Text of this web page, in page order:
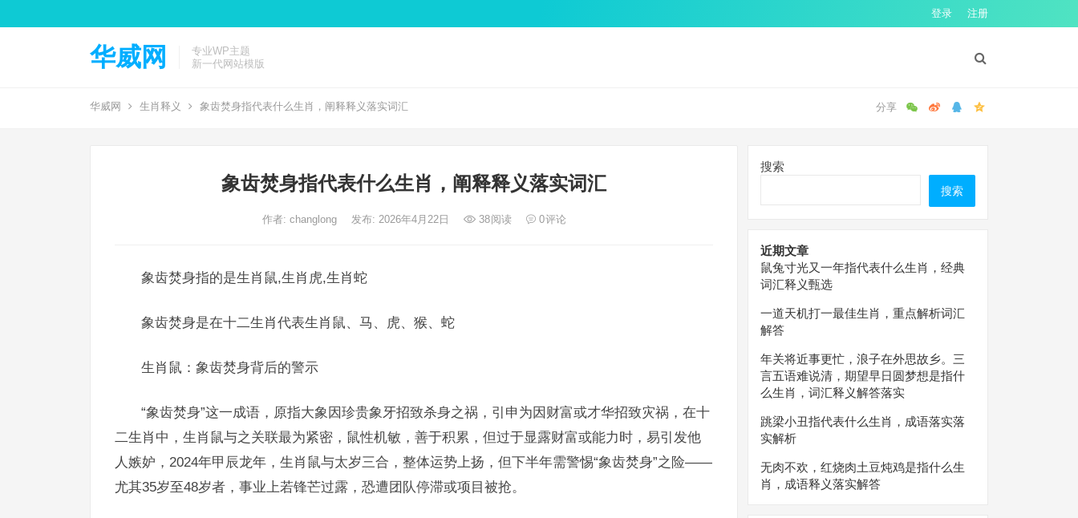
登录 注册
华威网
专业WP主题
新一代网站模版
华威网 生肖释义 象齿焚身指代表什么生肖，阐释释义落实词汇
象齿焚身指代表什么生肖，阐释释义落实词汇
作者: changlong 发布: 2026年4月22日 38阅读 0评论
象齿焚身指的是生肖鼠,生肖虎,生肖蛇
象齿焚身是在十二生肖代表生肖鼠、马、虎、猴、蛇
生肖鼠：象齿焚身背后的警示
“象齿焚身”这一成语，原指大象因珍贵象牙招致杀身之祸，引申为因财富或才华招致灾祸，在十
二生肖中，生肖鼠与之关联最为紧密，鼠性机敏，善于积累，但过于显露财富或能力时，易引发他
人嫉妒，2024年甲辰龙年，生肖鼠与太岁三合，整体运势上扬，但下半年需警惕“象齿焚身”之险——
尤其35岁至48岁者，事业上若锋芒过露，恐遭团队停滞或项目被抢。
搜索
搜索
近期文章
鼠兔寸光又一年指代表什么生肖，经典
词汇释义甄选
一道天机打一最佳生肖，重点解析词汇
解答
年关将近事更忙，浪子在外思故乡。三
言五语难说清，期望早日圆梦想是指什
么生肖，词汇释义解答落实
跳梁小丑指代表什么生肖，成语落实落
实解析
无肉不欢，红烧肉土豆炖鸡是指什么生
肖，成语释义落实解答